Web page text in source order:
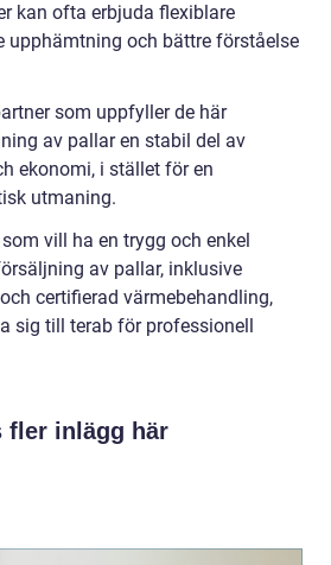
kan ofta erbjuda flexiblare
upphämtning och bättre förståelse
som uppfyller de här
av pallar en stabil del av
ekonomi, i stället för en
utmaning.
vill ha en trygg och enkel
av pallar, inklusive
certifierad värmebehandling,
sig till terab för professionell
fler inlägg här